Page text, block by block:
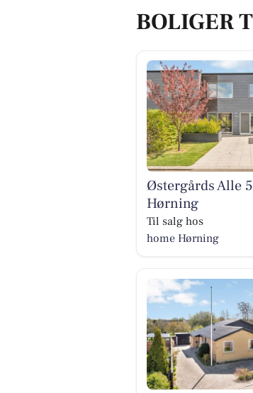
BOLIGER
Østergårds Alle
Hørning
Til salg hos
home Hørning